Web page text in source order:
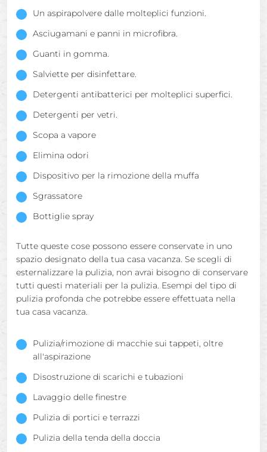
Un aspirapolvere dalle molteplici funzioni.
Asciugamani e panni in microfibra.
Guanti in gomma.
Salviette per disinfettare.
Detergenti antibatterici per molteplici superfici.
Detergenti per vetri.
Scopa a vapore
Elimina odori
Dispositivo per la rimozione della muffa
Sgrassatore
Bottiglie spray
Tutte queste cose possono essere conservate in uno
spazio designato della tua casa vacanza. Se scegli di
esternalizzare la pulizia, non avrai bisogno di conservare
tutti questi materiali per la pulizia. Esempi del tipo di
pulizia profonda che potrebbe essere effettuata nella
tua casa vacanza.
Pulizia/rimozione di macchie sui tappeti, oltre
all'aspirazione
Disostruzione di scarichi e tubazioni
Lavaggio delle finestre
Pulizia di portici e terrazzi
Pulizia della tenda della doccia